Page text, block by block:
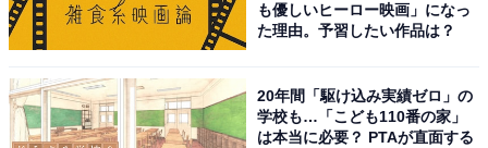
も優しいヒーロー映画」になっ
た理由。予習したい作品は？
20年間「駆け込み実績ゼロ」の
学校も…「こども110番の家」
は本当に必要？ PTAが直面する